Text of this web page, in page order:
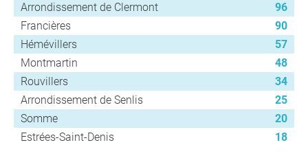
Arrondissement de Clermont
96
Francières
90
Hémévillers
57
Montmartin
48
Rouvillers
34
Arrondissement de Senlis
25
Somme
20
Estrées-Saint-Denis
18